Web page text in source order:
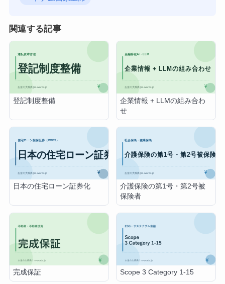
関連する記事
登記制度整備
企業情報 + LLMの組み合わ
せ
日本の住宅ローン証券化
介護保険の第1号・第2号被
保険者
完成保証 Scope 3 Category 1-15